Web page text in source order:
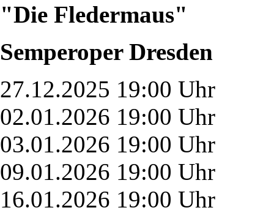
"Die Fledermaus"
Semperoper Dresden
27.12.2025 19:00 Uhr
02.01.2026 19:00 Uhr
03.01.2026 19:00 Uhr
09.01.2026 19:00 Uhr
16.01.2026 19:00 Uhr